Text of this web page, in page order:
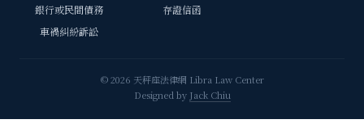
銀行或民間債務
車禍糾紛訴訟
存證信函
© 2026 天秤座法律網 Libra Law Center
Designed by Jack Chiu